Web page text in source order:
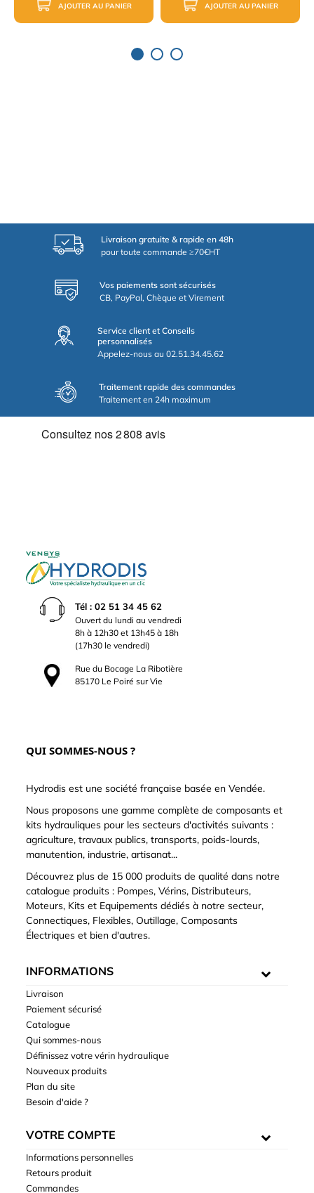
AJOUTER AU PANIER AJOUTER AU PANIER
Livraison gratuite & rapide en 48h
pour toute commande ≥70€HT
Vos paiements sont sécurisés
CB, PayPal, Chèque et Virement
Service client et Conseils
personnalisés
Appelez-nous au 02.51.34.45.62
Traitement rapide des commandes
Traitement en 24h maximum
Tél : 02 51 34 45 62
Ouvert du lundi au vendredi
8h à 12h30 et 13h45 à 18h
(17h30 le vendredi)
Rue du Bocage La Ribotière
85170 Le Poiré sur Vie
QUI SOMMES-NOUS ?
Hydrodis est une société française basée en Vendée.
Nous proposons une gamme complète de composants et
kits hydrauliques pour les secteurs d'activités suivants :
agriculture, travaux publics, transports, poids-lourds,
manutention, industrie, artisanat...
Découvrez plus de 15 000 produits de qualité dans notre
catalogue produits : Pompes, Vérins, Distributeurs,
Moteurs, Kits et Equipements dédiés à notre secteur,
Connectiques, Flexibles, Outillage, Composants
Électriques et bien d'autres.
INFORMATIONS
Livraison
Paiement sécurisé
Catalogue
Qui sommes-nous
Définissez votre vérin hydraulique
Nouveaux produits
Plan du site
Besoin d'aide ?
VOTRE COMPTE
Informations personnelles
Retours produit
Commandes